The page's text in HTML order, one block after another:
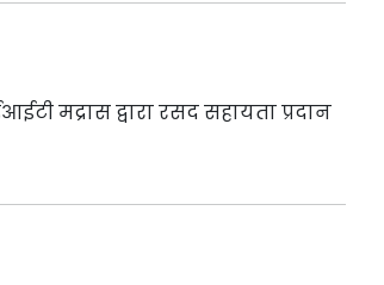
मद्रास द्वारा रसद सहायता प्रदान